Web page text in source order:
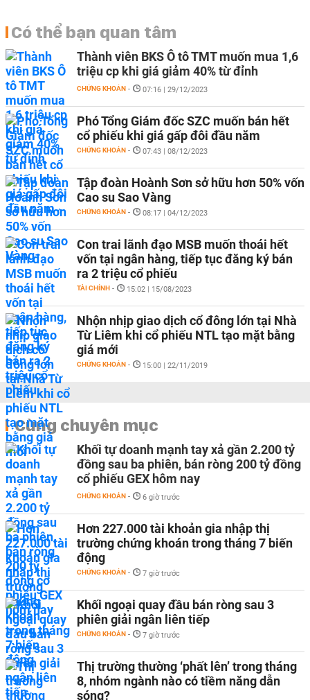
Có thể bạn quan tâm
Thành viên BKS Ô tô TMT muốn mua 1,6
triệu cp khi giá giảm 40% từ đỉnh
CHỨNG KHOÁN - 07:16 | 29/12/2023
Phó Tổng Giám đốc SZC muốn bán hết
cổ phiếu khi giá gấp đôi đầu năm
CHỨNG KHOÁN - 07:43 | 08/12/2023
Tập đoàn Hoành Sơn sở hữu hơn 50% vốn
Cao su Sao Vàng
CHỨNG KHOÁN - 08:17 | 04/12/2023
Con trai lãnh đạo MSB muốn thoái hết
vốn tại ngân hàng, tiếp tục đăng ký bán
ra 2 triệu cổ phiếu
TÀI CHÍNH - 15:02 | 15/08/2023
Nhộn nhịp giao dịch cổ đông lớn tại Nhà
Từ Liêm khi cổ phiếu NTL tạo mặt bằng
giá mới
CHỨNG KHOÁN - 15:00 | 22/11/2019
Cùng chuyên mục
Khối tự doanh mạnh tay xả gần 2.200 tỷ
đồng sau ba phiên, bán ròng 200 tỷ đồng
cổ phiếu GEX hôm nay
CHỨNG KHOÁN - 6 giờ trước
Hơn 227.000 tài khoản gia nhập thị
trường chứng khoán trong tháng 7 biến
động
CHỨNG KHOÁN - 7 giờ trước
Khối ngoại quay đầu bán ròng sau 3
phiên giải ngân liên tiếp
CHỨNG KHOÁN - 7 giờ trước
Thị trường thường ‘phất lên’ trong tháng
8, nhóm ngành nào có tiềm năng dẫn
sóng?